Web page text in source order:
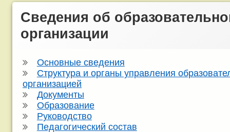
Сведения об
организации
Основные сведения
Структура и органы управления
организацией
Документы
Образование
Руководство
Педагогический состав